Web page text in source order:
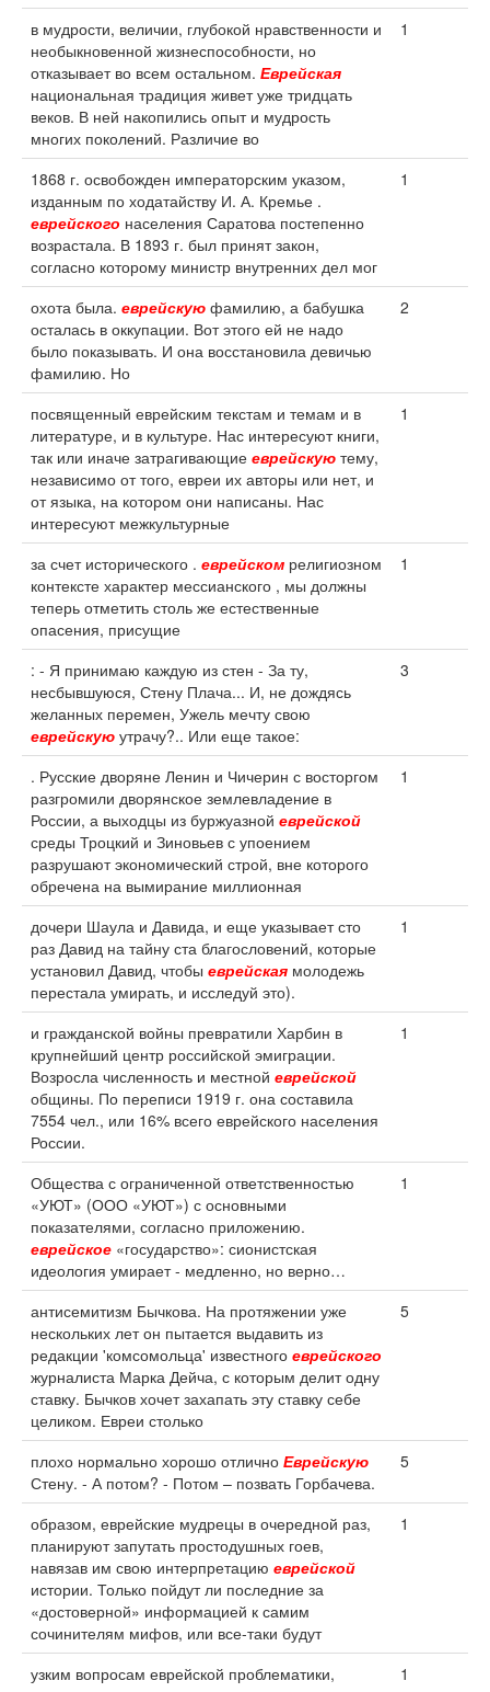
в мудрости, величии, глубокой нравственности и
необыкновенной жизнеспособности, но
отказывает во всем остальном. Еврейская
национальная традиция живет уже тридцать
веков. В ней накопились опыт и мудрость
многих поколений. Различие во
1
1868 г. освобожден императорским указом,
изданным по ходатайству И. А. Кремье .
еврейского населения Саратова постепенно
возрастала. В 1893 г. был принят закон,
согласно которому министр внутренних дел мог
1
охота была. еврейскую фамилию, а бабушка
осталась в оккупации. Вот этого ей не надо
было показывать. И она восстановила девичью
фамилию. Но
2
посвященный еврейским текстам и темам и в
литературе, и в культуре. Нас интересуют книги,
так или иначе затрагивающие еврейскую тему,
независимо от того, евреи их авторы или нет, и
от языка, на котором они написаны. Нас
интересуют межкультурные
1
за счет исторического . еврейском религиозном
контексте характер мессианского , мы должны
теперь отметить столь же естественные
опасения, присущие
1
: - Я принимаю каждую из стен - За ту,
несбывшуюся, Стену Плача... И, не дождясь
желанных перемен, Ужель мечту свою
еврейскую утрачу?.. Или еще такое:
3
. Русские дворяне Ленин и Чичерин с восторгом
разгромили дворянское землевладение в
России, а выходцы из буржуазной еврейской
среды Троцкий и Зиновьев с упоением
разрушают экономический строй, вне которого
обречена на вымирание миллионная
1
дочери Шаула и Давида, и еще указывает сто
раз Давид на тайну ста благословений, которые
установил Давид, чтобы еврейская молодежь
перестала умирать, и исследуй это).
1
и гражданской войны превратили Харбин в
крупнейший центр российской эмиграции.
Возросла численность и местной еврейской
общины. По переписи 1919 г. она составила
7554 чел., или 16% всего еврейского населения
России.
1
Общества с ограниченной ответственностью
«УЮТ» (ООО «УЮТ») с основными
показателями, согласно приложению.
еврейское «государство»: сионистская
идеология умирает - медленно, но верно…
1
антисемитизм Бычкова. На протяжении уже
нескольких лет он пытается выдавить из
редакции 'комсомольца' известного еврейского
журналиста Марка Дейча, с которым делит одну
ставку. Бычков хочет захапать эту ставку себе
целиком. Евреи столько
5
плохо нормально хорошо отлично Еврейскую
Стену. - А потом? - Потом – позвать Горбачева.
5
образом, еврейские мудрецы в очередной раз,
планируют запутать простодушных гоев,
навязав им свою интерпретацию еврейской
истории. Только пойдут ли последние за
«достоверной» информацией к самим
сочинителям мифов, или все-таки будут
1
узким вопросам еврейской проблематики,
1